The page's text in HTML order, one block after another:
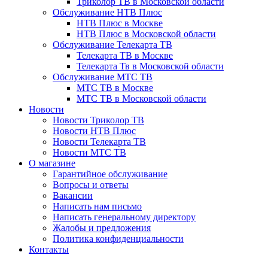
Обслуживание НТВ Плюс
НТВ Плюс в Москве
НТВ Плюс в Московской области
Обслуживание Телекарта ТВ
Телекарта ТВ в Москве
Телекарта Тв в Московской области
Обслуживание МТС ТВ
МТС ТВ в Москве
МТС ТВ в Московской области
Новости
Новости Триколор ТВ
Новости НТВ Плюс
Новости Телекарта ТВ
Новости МТС ТВ
О магазине
Гарантийное обслуживание
Вопросы и ответы
Вакансии
Написать нам письмо
Написать генеральному директору
Жалобы и предложения
Политика конфиденциальности
Контакты